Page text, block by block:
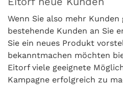
Wenn Sie also mehr Kunden
bestehende Kunden an Sie
Sie ein neues Produkt
bekanntmachen möchten
Eitorf viele geeignete
Kampagne erfolgreich zu